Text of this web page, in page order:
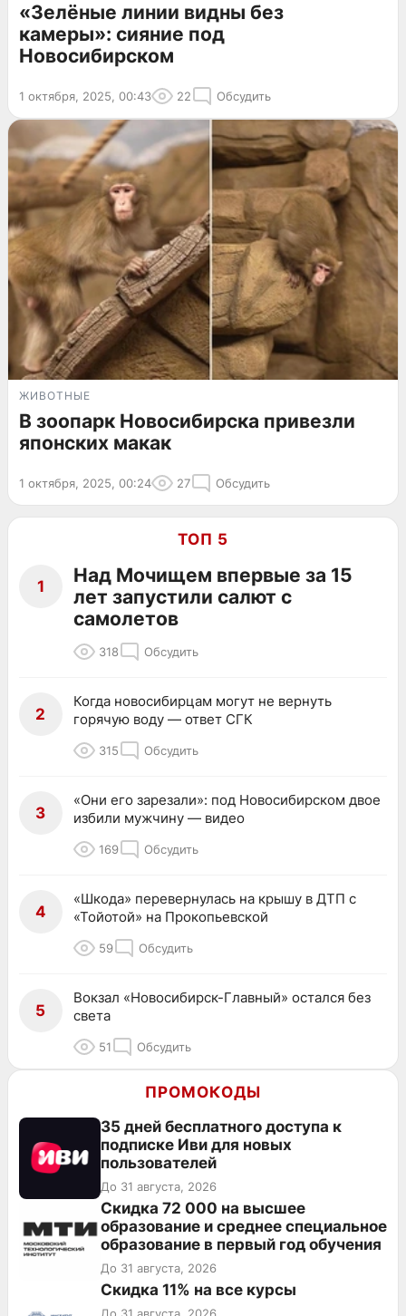
«Зелёные линии видны без
камеры»: сияние под
Новосибирском
1 октября, 2025, 00:43 22 Обсудить
ЖИВОТНЫЕ
В зоопарк Новосибирска привезли
японских макак
1 октября, 2025, 00:24 27 Обсудить
ТОП 5
1
Над Мочищем впервые за 15
лет запустили салют с
самолетов
318 Обсудить
2
Когда новосибирцам могут не вернуть
горячую воду — ответ СГК
315 Обсудить
3
«Они его зарезали»: под Новосибирском двое
избили мужчину — видео
169 Обсудить
4
«Шкода» перевернулась на крышу в ДТП с
«Тойотой» на Прокопьевской
59 Обсудить
5
Вокзал «Новосибирск-Главный» остался без
света
51 Обсудить
ПРОМОКОДЫ
35 дней бесплатного доступа к
подписке Иви для новых
пользователей
До 31 августа, 2026
Скидка 72 000 на высшее
образование и среднее специальное
образование в первый год обучения
До 31 августа, 2026
Скидка 11% на все курсы
До 31 августа, 2026